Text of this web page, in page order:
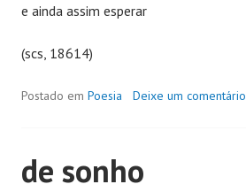
e ainda assim esperar
(scs, 18614)
Postado em Poesia Deixe um comentário
de sonho